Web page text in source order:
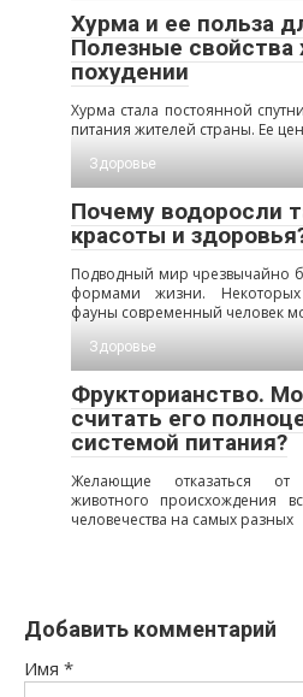
Хурма и ее польза
Полезные свойства
похудении
Хурма стала постоянной
питания жителей страны. Ее
Здоровье
Почему водоросли
красоты и
Подводный мир чрезвычайно
формами жизни. Некоторых
фауны современный человек
Здоровье
Фрукторианство.
считать его
системой питания?
Желающие отказаться от
животного происхождения
человечества на самых разных
Добавить комментарий
Имя *